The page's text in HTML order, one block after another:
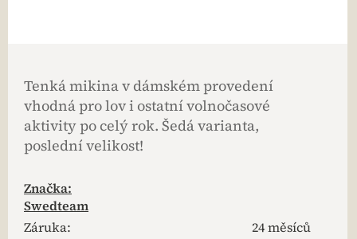
Tenká mikina v dámském provedení
vhodná pro lov i ostatní volnočasové
aktivity po celý rok. Šedá varianta,
poslední velikost!
Značka:
Swedteam
Záruka:
24 měsíců